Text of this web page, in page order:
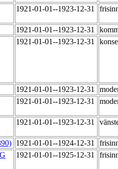
1921-01-01--1923-12-31
1921-01-01--1923-12-31
1921-01-01--1923-12-31
1921-01-01--1923-12-31
1921-01-01--1923-12-31
1921-01-01--1923-12-31
1921-01-01--1924-12-31
1921-01-01--1925-12-31